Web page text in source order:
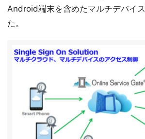
Android端末を含めたマルチデバイ
た。